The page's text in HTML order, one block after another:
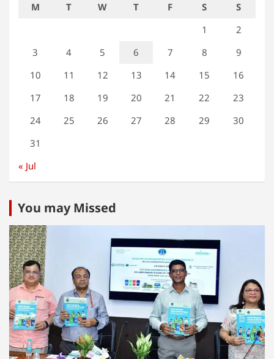
M
T W T F S
S
1
2
3
4 5 6 7 8
9
10
11 12 13 14 15
16
17
18 19 20 21 22
23
24
25 26 27 28 29
30
31
« Jul
You may Missed